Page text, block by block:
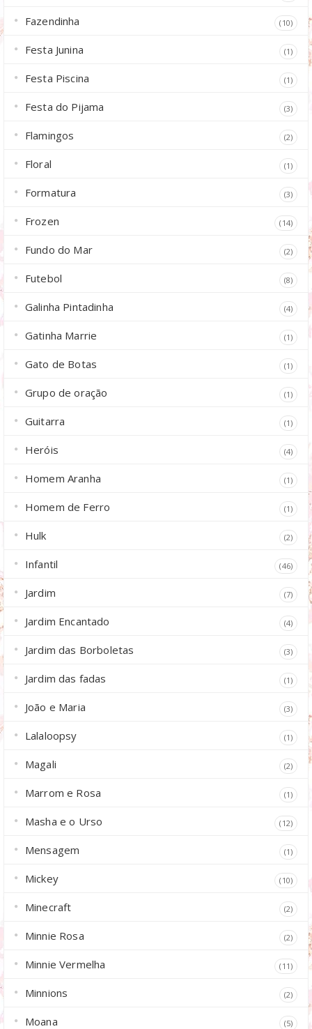
Fazendinha (10)
Festa Junina (1)
Festa Piscina (1)
Festa do Pijama (3)
Flamingos (2)
Floral (1)
Formatura (3)
Frozen (14)
Fundo do Mar (2)
Futebol (8)
Galinha Pintadinha (4)
Gatinha Marrie (1)
Gato de Botas (1)
Grupo de oração (1)
Guitarra (1)
Heróis (4)
Homem Aranha (1)
Homem de Ferro (1)
Hulk (2)
Infantil (46)
Jardim (7)
Jardim Encantado (4)
Jardim das Borboletas (3)
Jardim das fadas (1)
João e Maria (3)
Lalaloopsy (1)
Magali (2)
Marrom e Rosa (1)
Masha e o Urso (12)
Mensagem (1)
Mickey (10)
Minecraft (2)
Minnie Rosa (2)
Minnie Vermelha (11)
Minnions (2)
Moana (5)